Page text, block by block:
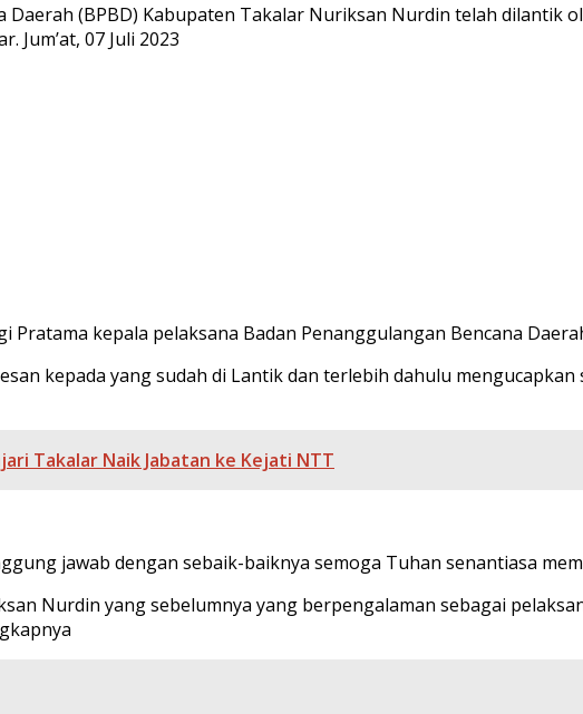
Daerah (BPBD) Kabupaten Takalar Nuriksan Nurdin telah dilantik
Jum’at, 07 Juli 2023
kepala pelaksana Badan Penanggulangan Bencana
kepada yang sudah di Lantik dan terlebih dahulu
Takalar Naik Jabatan ke Kejati NTT
jawab dengan sebaik-baiknya semoga Tuhan senantiasa
Nurdin yang sebelumnya yang berpengalaman sebagai